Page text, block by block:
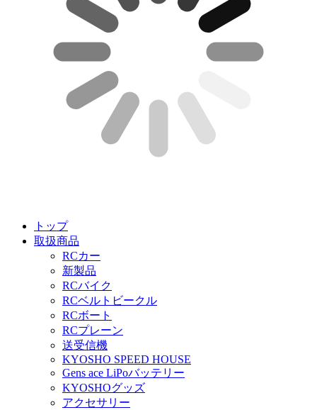
トップ
取扱商品
RCカー
新製品
RCバイク
RCベルトビークル
RCボート
RCプレーン
送受信機
KYOSHO SPEED HOUSE
Gens ace LiPoバッテリー
KYOSHOグッズ
アクセサリー